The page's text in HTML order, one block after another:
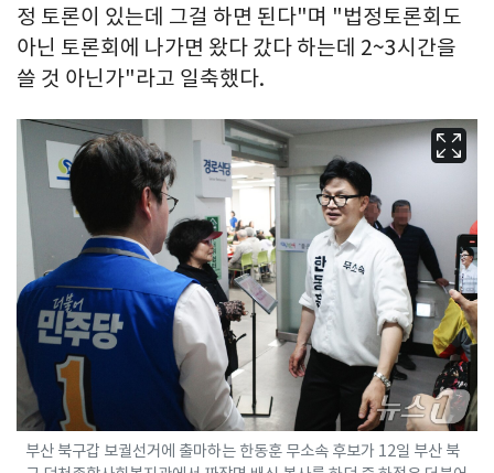
정 토론이 있는데 그걸 하면 된다"며 "법정토론회도
아닌 토론회에 나가면 왔다 갔다 하는데 2~3시간을
쓸 것 아닌가"라고 일축했다.
부산 북구갑 보궐선거에 출마하는 한동훈 무소속 후보가 12일 부산 북